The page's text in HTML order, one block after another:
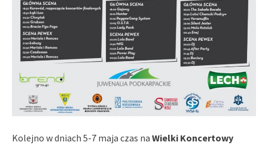
Kolejno w dniach 5-7 maja czas na Wielki Koncertowy